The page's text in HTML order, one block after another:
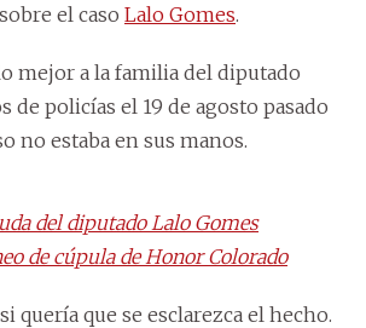
el caso Lalo Gomes.
mejor a la familia del diputado
de policías el 19 de agosto pasado
no estaba en sus manos.
del diputado Lalo Gomes
de cúpula de Honor Colorado
quería que se esclarezca el hecho.